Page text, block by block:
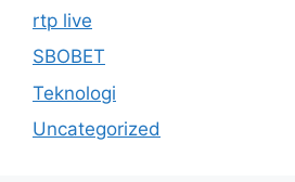
rtp live
SBOBET
Teknologi
Uncategorized